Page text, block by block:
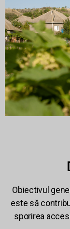
Obiectivul
este să
sporirea